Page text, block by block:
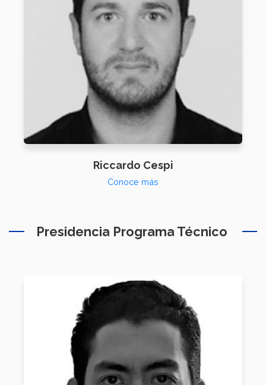
Riccardo Cespi
Conoce más
Presidencia Programa Técnico